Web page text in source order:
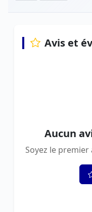
Avis et
Aucun
Soyez le